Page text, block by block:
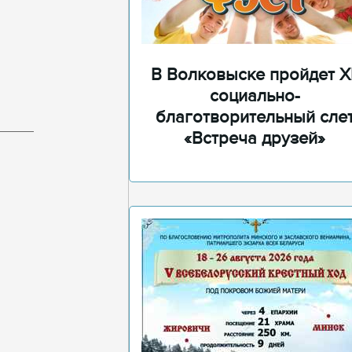
В Волковыске пройдет
социально-
благотворительный
«Встреча друзей»